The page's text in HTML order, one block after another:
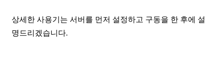
상세한 사용기는 서버를 먼저 설정하고 구동을 한 후에 설
명드리겠습니다.